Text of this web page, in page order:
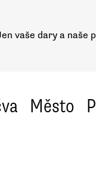
vaše dary a naše
Město